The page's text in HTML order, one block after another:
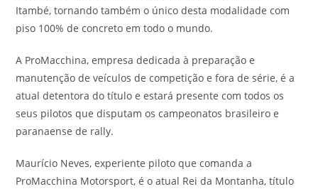
Itambé, tornando também o único desta modalidade com
piso 100% de concreto em todo o mundo.
A ProMacchina, empresa dedicada à preparação e
manutenção de veículos de competição e fora de série, é a
atual detentora do título e estará presente com todos os
seus pilotos que disputam os campeonatos brasileiro e
paranaense de rally.
Maurício Neves, experiente piloto que comanda a
ProMacchina Motorsport, é o atual Rei da Montanha, título